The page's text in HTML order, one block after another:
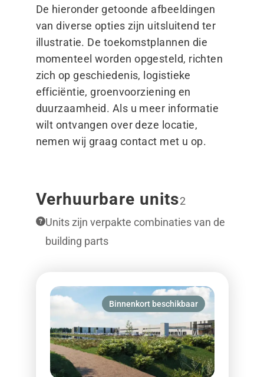
De hieronder getoonde afbeeldingen
van diverse opties zijn uitsluitend ter
illustratie. De toekomstplannen die
momenteel worden opgesteld, richten
zich op geschiedenis, logistieke
efficiëntie, groenvoorziening en
duurzaamheid. Als u meer informatie
wilt ontvangen over deze locatie,
nemen wij graag contact met u op.
Verhuurbare units2
Units zijn verpakte combinaties van de
building parts
Binnenkort beschikbaar